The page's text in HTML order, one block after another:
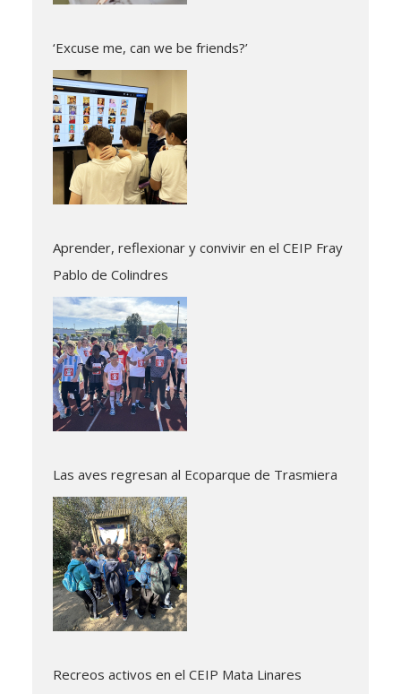
‘Excuse me, can we be friends?’
Aprender, reflexionar y convivir en el CEIP Fray
Pablo de Colindres
Las aves regresan al Ecoparque de Trasmiera
Recreos activos en el CEIP Mata Linares